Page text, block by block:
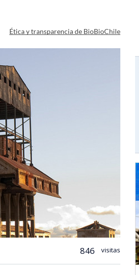
Ética y transparencia de BioBioChile
846 visitas